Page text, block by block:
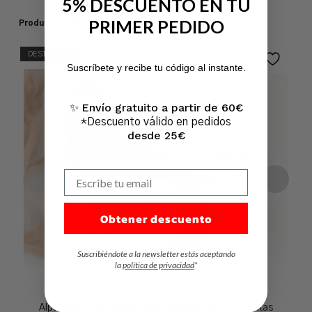
Productos relacionados
DESTACADO
Alpargata TARA cuña media escotada en V con cintas
5% DESCUENTO EN TU
PRIMER PEDIDO
Suscríbete y recibe tu código al instante.
✨ Envío gratuito a partir de 60€
*Descuento válido en pedidos
desde 25€
Obtener descuento
Suscribiéndote a la newsletter estás aceptando
lapolítica de privacidad*